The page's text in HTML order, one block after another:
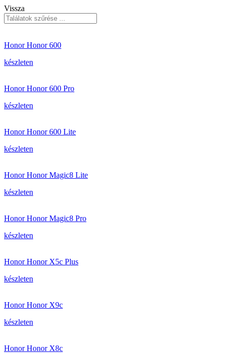
Vissza
Honor Honor 600
készleten
Honor Honor 600 Pro
készleten
Honor Honor 600 Lite
készleten
Honor Honor Magic8 Lite
készleten
Honor Honor Magic8 Pro
készleten
Honor Honor X5c Plus
készleten
Honor Honor X9c
készleten
Honor Honor X8c